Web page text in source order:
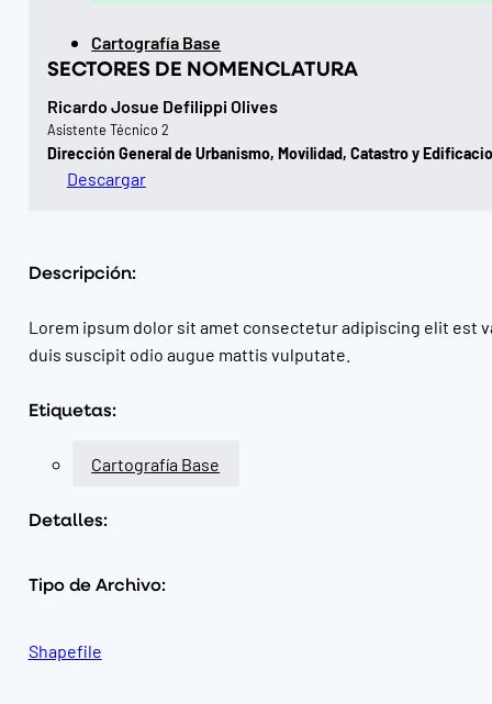
Cartografía Base
SECTORES DE NOMENCLATURA
Ricardo Josue Defilippi Olives
Asistente Técnico 2
Dirección General de Urbanismo, Movilidad, Catastro y
Descargar
Descripción:
Lorem ipsum dolor sit amet consectetur adipiscing elit est
duis suscipit odio augue mattis vulputate.
Etiquetas:
Cartografía Base
Detalles:
Tipo de Archivo:
Shapefile